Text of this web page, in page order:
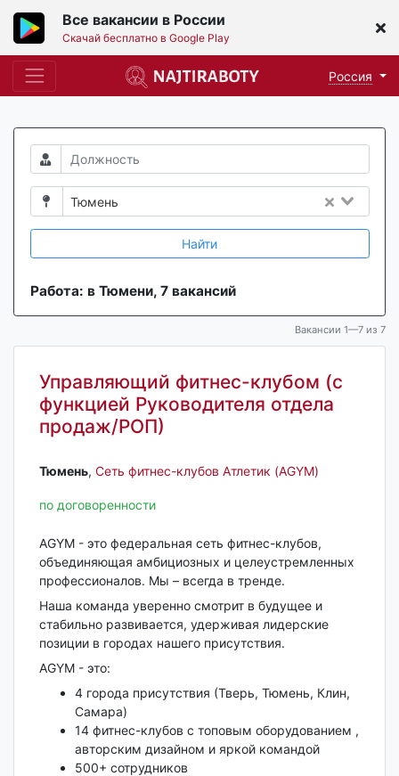
Все вакансии в России
Скачай бесплатно в Google Play
Россия
Тюмень
Найти
Работа: в Тюмени, 7 вакансий
Вакансии 1—7 из 7
Управляющий фитнес-клубом (с
функцией Руководителя отдела
продаж/РОП)
Тюмень‎, Сеть фитнес-клубов Атлетик (AGYM)
по договоренности
AGYM - это федеральная сеть фитнес-клубов,
объединяющая амбициозных и целеустремленных
профессионалов. Мы – всегда в тренде.
Наша команда уверенно смотрит в будущее и
стабильно развивается, удерживая лидерские
позиции в городах нашего присутствия.
AGYM - это:
4 города присутствия (Тверь, Тюмень, Клин,
Самара)
14 фитнес-клубов с топовым оборудованием ,
авторским дизайном и яркой командой
500+ сотрудников